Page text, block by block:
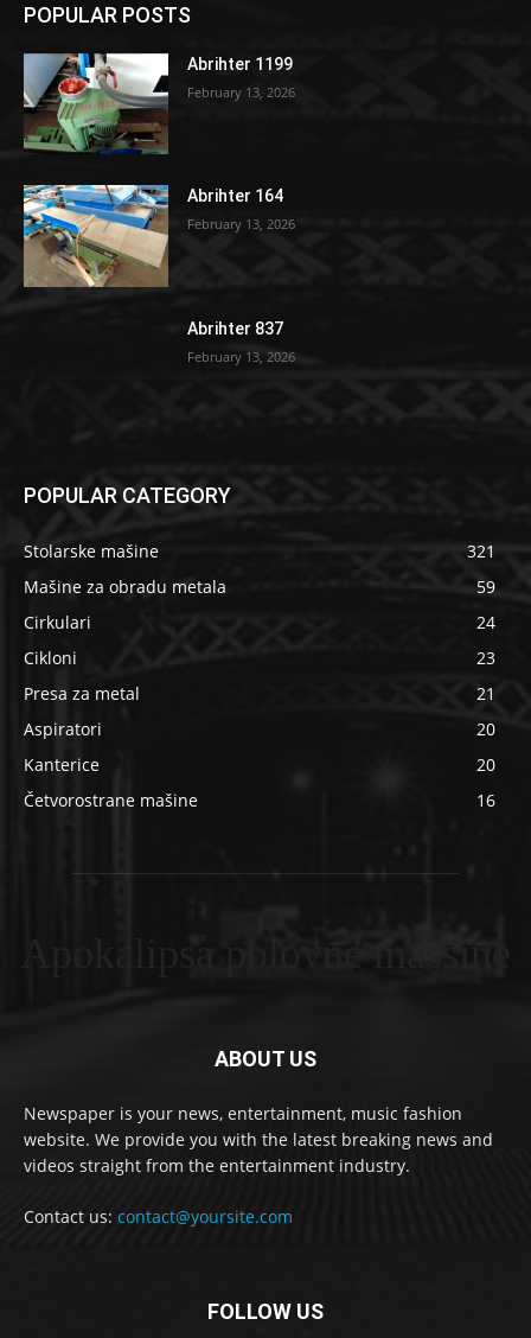
POPULAR POSTS
Abrihter 1199
February 13, 2026
Abrihter 164
February 13, 2026
Abrihter 837
February 13, 2026
POPULAR CATEGORY
Stolarske mašine
321
Mašine za obradu metala
59
Cirkulari
24
Cikloni
23
Presa za metal
21
Aspiratori
20
Kanterice
20
Četvorostrane mašine
16
Apokalipsa polovne masšine
ABOUT US
Newspaper is your news, entertainment, music fashion
website. We provide you with the latest breaking news and
videos straight from the entertainment industry.
Contact us: contact@yoursite.com
FOLLOW US